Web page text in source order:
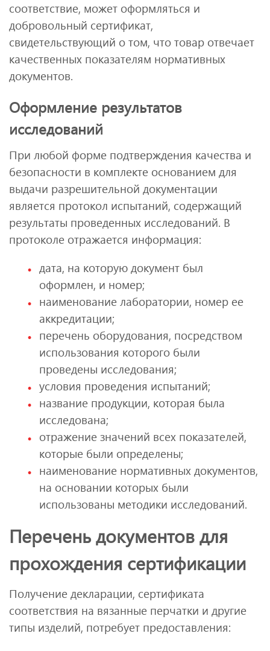
соответствие, может оформляться и
добровольный сертификат,
свидетельствующий о том, что товар отвечает
качественных показателям нормативных
документов.
Оформление результатов
исследований
При любой форме подтверждения качества и
безопасности в комплекте основанием для
выдачи разрешительной документации
является протокол испытаний, содержащий
результаты проведенных исследований. В
протоколе отражается информация:
дата, на которую документ был
оформлен, и номер;
наименование лаборатории, номер ее
аккредитации;
перечень оборудования, посредством
использования которого были
проведены исследования;
условия проведения испытаний;
название продукции, которая была
исследована;
отражение значений всех показателей,
которые были определены;
наименование нормативных документов,
на основании которых были
использованы методики исследований.
Перечень документов для
прохождения сертификации
Получение декларации, сертификата
соответствия на вязанные перчатки и другие
типы изделий, потребует предоставления: